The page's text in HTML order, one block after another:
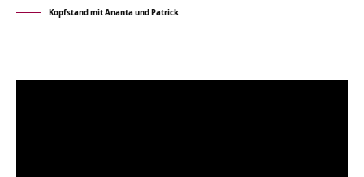
Kopfstand mit Ananta und Patrick